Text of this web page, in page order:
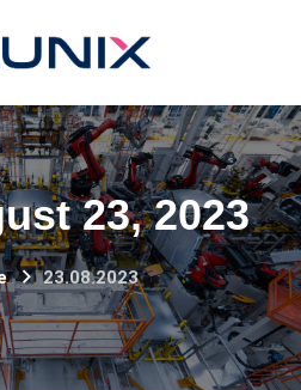
23, 2023
23.08.2023